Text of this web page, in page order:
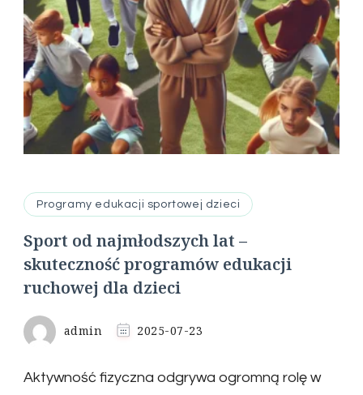
Programy edukacji sportowej dzieci
Sport od najmłodszych lat –
skuteczność programów edukacji
ruchowej dla dzieci
admin 2025-07-23
Aktywność fizyczna odgrywa ogromną rolę w